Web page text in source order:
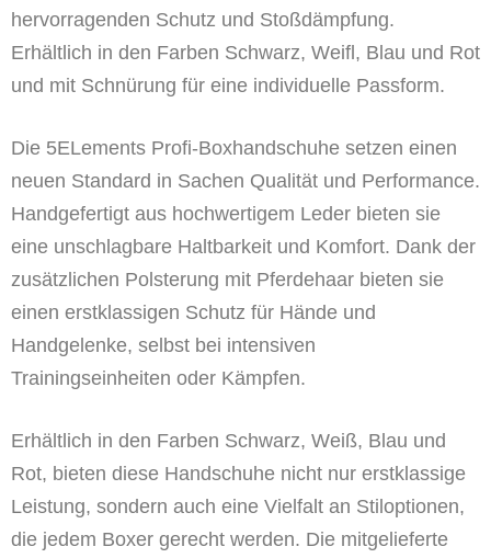
hervorragenden Schutz und Stoßdämpfung.
Erhältlich in den Farben Schwarz, Weiﬂ, Blau und Rot
und mit Schnürung für eine individuelle Passform.
Die 5ELements Profi-Boxhandschuhe setzen einen
neuen Standard in Sachen Qualität und Performance.
Handgefertigt aus hochwertigem Leder bieten sie
eine unschlagbare Haltbarkeit und Komfort. Dank der
zusätzlichen Polsterung mit Pferdehaar bieten sie
einen erstklassigen Schutz für Hände und
Handgelenke, selbst bei intensiven
Trainingseinheiten oder Kämpfen.
Erhältlich in den Farben Schwarz, Weiß, Blau und
Rot, bieten diese Handschuhe nicht nur erstklassige
Leistung, sondern auch eine Vielfalt an Stiloptionen,
die jedem Boxer gerecht werden. Die mitgelieferte